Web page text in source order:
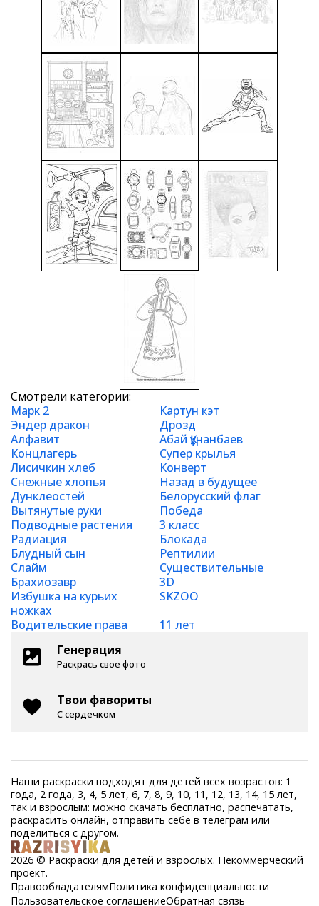
Смотрели категории:
Марк 2
Картун кэт
Эндер дракон
Дрозд
Алфавит
Абай Құнанбаев
Концлагерь
Супер крылья
Лисичкин хлеб
Конверт
Снежные хлопья
Назад в будущее
Дунклеостей
Белорусский флаг
Вытянутые руки
Победа
Подводные растения
3 класс
Радиация
Блокада
Блудный сын
Рептилии
Слайм
Существительные
Брахиозавр
3D
Избушка на курьих
ножках
SKZOO
Водительские права
11 лет
Генерация
Раскрась свое фото
Твои фавориты
С сердечком
Наши раскраски подходят для детей всех возрастов: 1
года, 2 года, 3, 4, 5 лет, 6, 7, 8, 9, 10, 11, 12, 13, 14, 15 лет,
так и взрослым: можно скачать бесплатно, распечатать,
раскрасить онлайн, отправить себе в телеграм или
поделиться с другом.
2026 © Раскраски для детей и взрослых. Некоммерческий
проект.
ПравообладателямПолитика конфиденциальности
Пользовательское соглашениеОбратная связь